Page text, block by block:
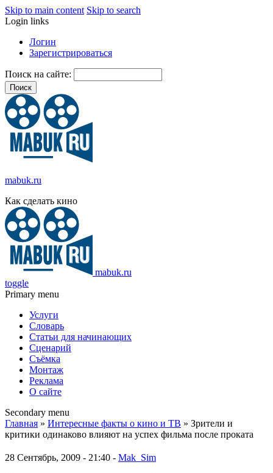
Skip to main content Skip to search
Login links
Логин
Зарегистрироваться
Поиск на сайте:
mabuk.ru
Как сделать кино
mabuk.ru
toggle
Primary menu
Услуги
Словарь
Статьи для начинающих
Сценарий
Съёмка
Монтаж
Реклама
О сайте
Secondary menu
Главная » Интересные факты о кино и ТВ » Зрители и
критики одинаково влияют на успех фильма после проката
28 Сентябрь, 2009 - 21:40 - Mak_Sim